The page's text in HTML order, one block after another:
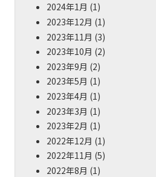
2024年1月 (1)
2023年12月 (1)
2023年11月 (3)
2023年10月 (2)
2023年9月 (2)
2023年5月 (1)
2023年4月 (1)
2023年3月 (1)
2023年2月 (1)
2022年12月 (1)
2022年11月 (5)
2022年8月 (1)